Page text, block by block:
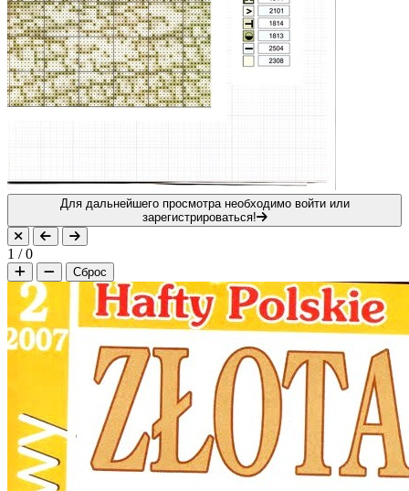
Для дальнейшего просмотра необходимо войти или
зарегистрироваться!
1 /0
Сброс